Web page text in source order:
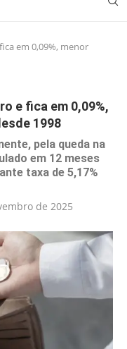
em 0,09%, menor
e fica em 0,09%,
1998
pela queda na
em 12 meses
taxa de 5,17%
de 2025